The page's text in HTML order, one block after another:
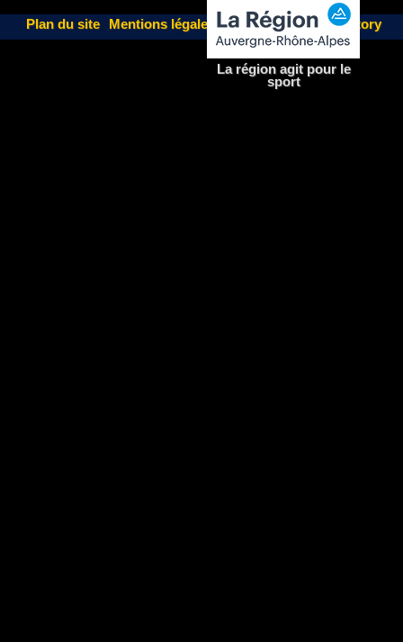
Plan du site Mentions légales | Un site Fairweb Factory
La région agit pour le
sport